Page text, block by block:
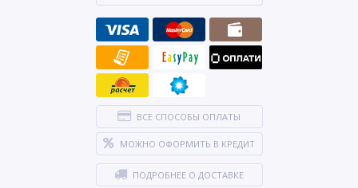
ВСЕ СПОСОБЫ ОПЛАТЫ
МОЖНО ОФОРМИТЬ В КРЕДИТ
ПОДРОБНЕЕ О ДОСТАВКЕ